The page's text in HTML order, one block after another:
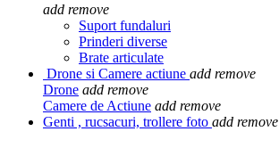
add remove
Suport fundaluri
Prinderi diverse
Brate articulate
Drone si Camere actiune add remove
Drone add remove
Camere de Actiune add remove
Genti , rucsacuri, trollere foto add remove